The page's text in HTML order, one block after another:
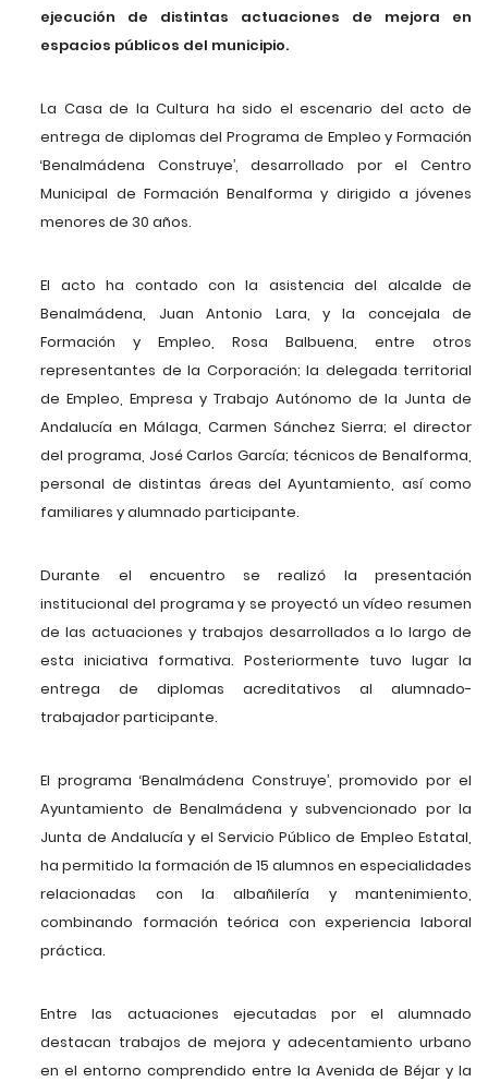
ejecución de distintas actuaciones de mejora en
espacios públicos del municipio.
La Casa de la Cultura ha sido el escenario del acto de
entrega de diplomas del Programa de Empleo y Formación
‘Benalmádena Construye’, desarrollado por el Centro
Municipal de Formación Benalforma y dirigido a jóvenes
menores de 30 años.
El acto ha contado con la asistencia del alcalde de
Benalmádena, Juan Antonio Lara, y la concejala de
Formación y Empleo, Rosa Balbuena, entre otros
representantes de la Corporación; la delegada territorial
de Empleo, Empresa y Trabajo Autónomo de la Junta de
Andalucía en Málaga, Carmen Sánchez Sierra; el director
del programa, José Carlos García; técnicos de Benalforma,
personal de distintas áreas del Ayuntamiento, así como
familiares y alumnado participante.
Durante el encuentro se realizó la presentación
institucional del programa y se proyectó un vídeo resumen
de las actuaciones y trabajos desarrollados a lo largo de
esta iniciativa formativa. Posteriormente tuvo lugar la
entrega de diplomas acreditativos al alumnado-
trabajador participante.
El programa ‘Benalmádena Construye’, promovido por el
Ayuntamiento de Benalmádena y subvencionado por la
Junta de Andalucía y el Servicio Público de Empleo Estatal,
ha permitido la formación de 15 alumnos en especialidades
relacionadas con la albañilería y mantenimiento,
combinando formación teórica con experiencia laboral
práctica.
Entre las actuaciones ejecutadas por el alumnado
destacan trabajos de mejora y adecentamiento urbano
en el entorno comprendido entre la Avenida de Béjar y la